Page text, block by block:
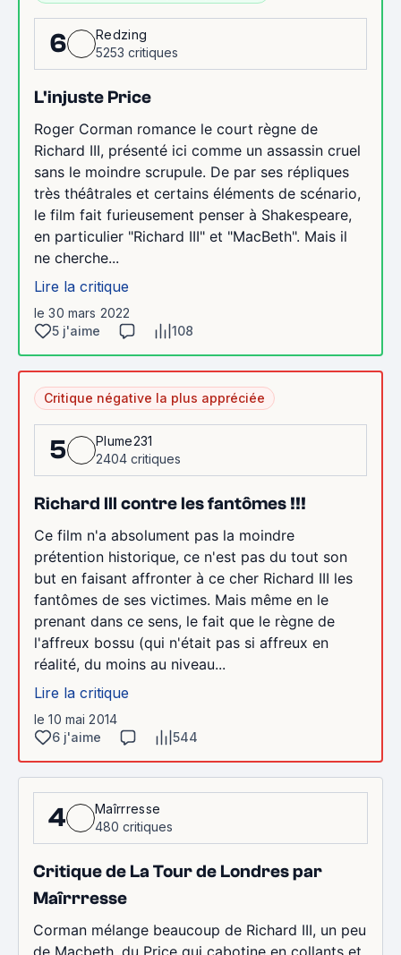
6
Redzing
5253 critiques
L'injuste Price
Roger Corman romance le court règne de
Richard III, présenté ici comme un assassin cruel
sans le moindre scrupule. De par ses répliques
très théâtrales et certains éléments de scénario,
le film fait furieusement penser à Shakespeare,
en particulier "Richard III" et "MacBeth". Mais il
ne cherche...
Lire la critique
le 30 mars 2022
5 j'aime
108
Critique négative la plus appréciée
5
Plume231
2404 critiques
Richard III contre les fantômes !!!
Ce film n'a absolument pas la moindre
prétention historique, ce n'est pas du tout son
but en faisant affronter à ce cher Richard III les
fantômes de ses victimes. Mais même en le
prenant dans ce sens, le fait que le règne de
l'affreux bossu (qui n'était pas si affreux en
réalité, du moins au niveau...
Lire la critique
le 10 mai 2014
6 j'aime
544
4
Maîrrresse
480 critiques
Critique de La Tour de Londres par
Maîrrresse
Corman mélange beaucoup de Richard III, un peu
de Macbeth, du Price qui cabotine en collants et